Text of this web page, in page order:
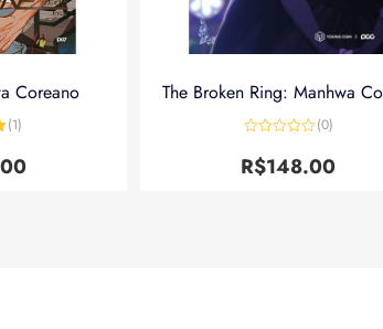
Coreano
(1)
The Broken Ring: Manhwa
0
de
(0)
R$148.00